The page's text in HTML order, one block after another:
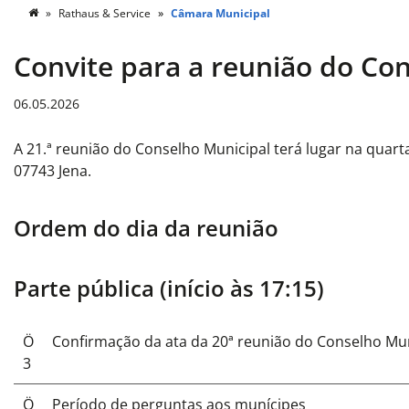
Rathaus & Service Câmara Municipal
Convite para a reunião do
06.05.2026
A 21.ª reunião do Conselho Municipal terá lugar na
07743 Jena.
Ordem do dia da reunião
Parte pública (início às 17:15)
Ö
3
Confirmação da ata da 20ª reunião do Conselho
Ö Período de perguntas aos munícipes